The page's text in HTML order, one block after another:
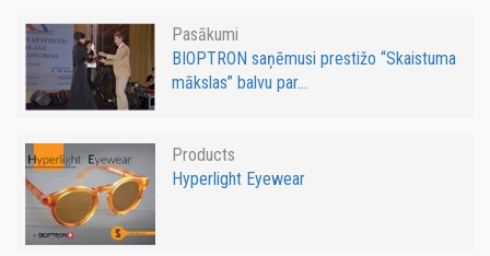
Pasākumi
BIOPTRON saņēmusi prestižo “Skaistuma
mākslas” balvu par...
Products
Hyperlight Eyewear